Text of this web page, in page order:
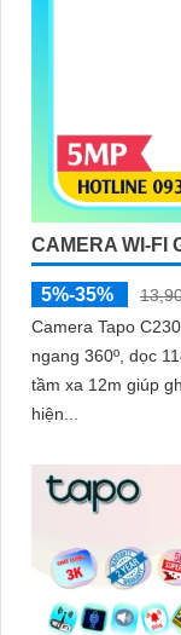
CAMERA WI-FI
5%-35%
Camera Tapo
ngang 360º, dọc 114º
tầm xa 12m giúp ghi hình
hiện...